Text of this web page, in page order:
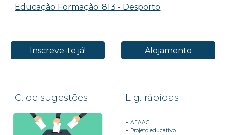
Educação Formação: 813 - Desporto
Inscreve-te já! Alojamento
C. de sugestões Lig. rápidas
+AEAAG
+ Projeto educativo